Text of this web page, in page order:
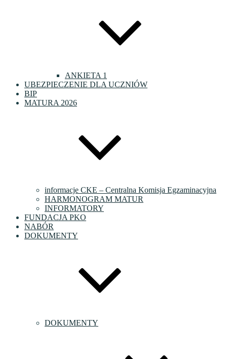
ANKIETA 1
UBEZPIECZENIE DLA UCZNIÓW
BIP
MATURA 2026
informacje CKE – Centralna Komisja Egzaminacyjna
HARMONOGRAM MATUR
INFORMATORY
FUNDACJA PKO
NABÓR
DOKUMENTY
DOKUMENTY